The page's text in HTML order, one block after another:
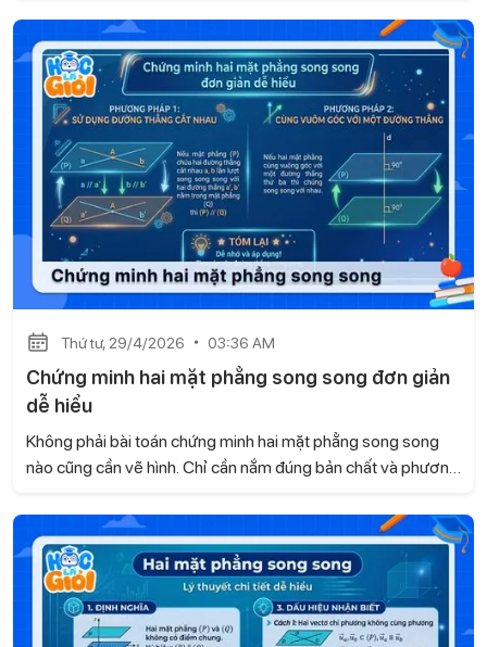
chương trình Toán 11. Khi nắm vững phần kiến thức này, bạn
sẽ xử lý bài tập nhanh và chính xác hơn. Hãy cùng Gia sư
Học là Giỏi tìm hiểu khái niệm và các tính chất cơ bản ngay
sau đây.
Thứ tư, 29/4/2026 03:36 AM
Chứng minh hai mặt phẳng song song đơn giản
dễ hiểu
Không phải bài toán chứng minh hai mặt phẳng song song
nào cũng cần vẽ hình. Chỉ cần nắm đúng bản chất và phương
tạp. Trong nội dung dưới đây, Gia sư Học là Giỏi sẽ giúp bạn
tiếp cận thông minh để biến dạng toán này trở nên dễ hiểu
và dễ ăn điểm.